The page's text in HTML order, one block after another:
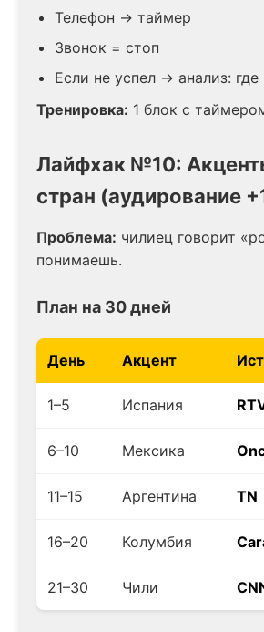
Телефон → таймер
Звонок = стоп
Если не успел → анализ: где
Тренировка: 1 блок с
Лайфхак №10:
стран (аудирование
Проблема: чилиец говорит
понимаешь.
План на 30 дней
День Акцент
1–5 Испания
6–10 Мексика
11–15 Аргентина TN
16–20 Колумбия
21–30 Чили